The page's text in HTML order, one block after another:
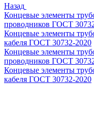
Назад
Концевые элементы
проводников ГОСТ
Концевые элементы
кабеля ГОСТ 30732-2020
Концевые элементы
проводников ГОСТ
Концевые элементы
кабеля ГОСТ 30732-2020